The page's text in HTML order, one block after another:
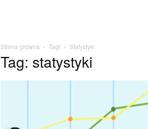
Strona główna Tagi Statystyki
Tag: statystyki